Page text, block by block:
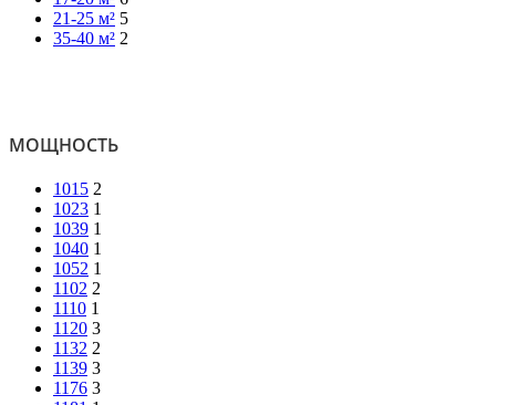
21-25 м² 5
35-40 м² 2
МОЩНОСТЬ
1015 2
1023 1
1039 1
1040 1
1052 1
1102 2
1110 1
1120 3
1132 2
1139 3
1176 3